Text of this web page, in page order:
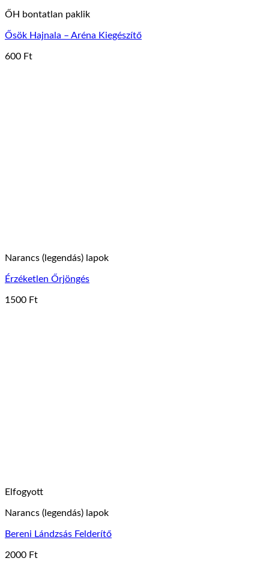
ŐH bontatlan paklik
Ősök Hajnala – Aréna Kiegészítő
600 Ft
Narancs (legendás) lapok
Érzéketlen Őrjöngés
1500 Ft
Elfogyott
Narancs (legendás) lapok
Bereni Lándzsás Felderítő
2000 Ft